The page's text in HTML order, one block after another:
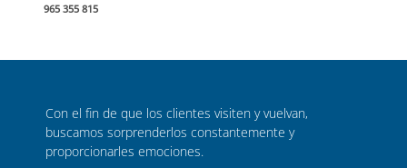
965 355 815
Con el fin de que los clientes visiten y vuelvan,
buscamos sorprenderlos constantemente y
proporcionarles emociones.